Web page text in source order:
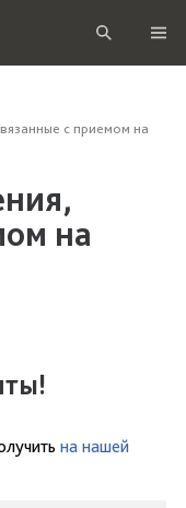
с приемом на
на
на нашей